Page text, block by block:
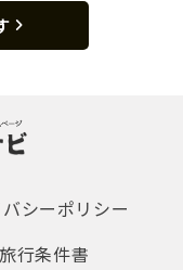
シーポリシー
旅行条件書